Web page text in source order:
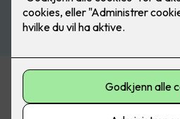
Acti9 iC65 -
to funksjoner.